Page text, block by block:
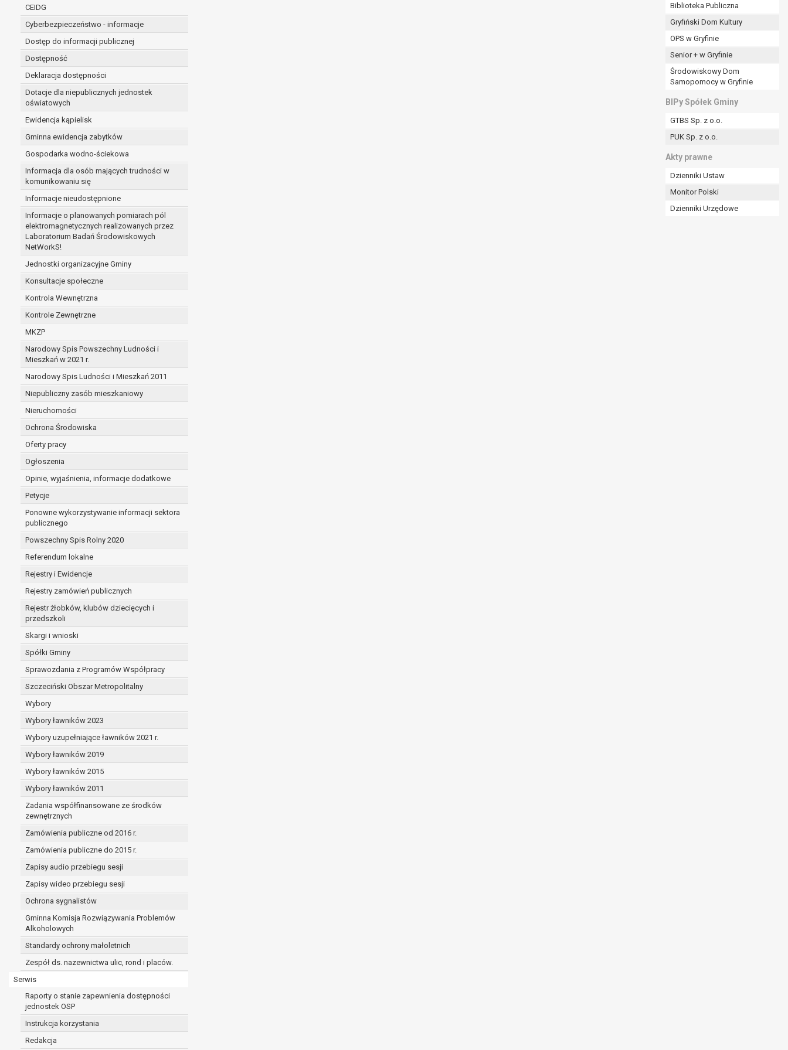
CEIDG
Cyberbezpieczeństwo - informacje
Dostęp do informacji publicznej
Dostępność
Deklaracja dostępności
Dotacje dla niepublicznych jednostek
oświatowych
Ewidencja kąpielisk
Gminna ewidencja zabytków
Gospodarka wodno-ściekowa
Informacja dla osób mających trudności w
komunikowaniu się
Informacje nieudostępnione
Informacje o planowanych pomiarach pól
elektromagnetycznych realizowanych przez
Laboratorium Badań Środowiskowych
NetWorkS!
Jednostki organizacyjne Gminy
Konsultacje społeczne
Kontrola Wewnętrzna
Kontrole Zewnętrzne
MKZP
Narodowy Spis Powszechny Ludności i
Mieszkań w 2021 r.
Narodowy Spis Ludności i Mieszkań 2011
Niepubliczny zasób mieszkaniowy
Nieruchomości
Ochrona Środowiska
Oferty pracy
Ogłoszenia
Opinie, wyjaśnienia, informacje dodatkowe
Petycje
Ponowne wykorzystywanie informacji sektora
publicznego
Powszechny Spis Rolny 2020
Referendum lokalne
Rejestry i Ewidencje
Rejestry zamówień publicznych
Rejestr żłobków, klubów dziecięcych i
przedszkoli
Skargi i wnioski
Spółki Gminy
Sprawozdania z Programów Współpracy
Szczeciński Obszar Metropolitalny
Wybory
Wybory ławników 2023
Wybory uzupełniające ławników 2021 r.
Wybory ławników 2019
Wybory ławników 2015
Wybory ławników 2011
Zadania współfinansowane ze środków
zewnętrznych
Zamówienia publiczne od 2016 r.
Zamówienia publiczne do 2015 r.
Zapisy audio przebiegu sesji
Zapisy wideo przebiegu sesji
Ochrona sygnalistów
Gminna Komisja Rozwiązywania Problemów
Alkoholowych
Standardy ochrony małoletnich
Zespół ds. nazewnictwa ulic, rond i placów.
Serwis
Raporty o stanie zapewnienia dostępności
jednostek OSP
Instrukcja korzystania
Redakcja
Biblioteka Publiczna
Gryfiński Dom Kultury
OPS w Gryfinie
Senior + w Gryfinie
Środowiskowy Dom
Samopomocy w Gryfinie
BIPy Spółek Gminy
GTBS Sp. z o.o.
PUK Sp. z o.o.
Akty prawne
Dzienniki Ustaw
Monitor Polski
Dzienniki Urzędowe
administratorowi bądź
niezbędność przetwarzania do celów wynikających z prawnie uzasadnionych interesów realizowanych przez administratora lub przez stronę trzecią.
Z przyczyn związanych z Pani/Pana szczególną sytuacją. W razie wniesienia sprzeciwu, administrator nie może już przetwarzać tych danych osobowych, chyba że wykaże
on istnienie ważnych prawnie uzasadnionych podstaw do przetwarzania, nadrzędnych wobec interesów, praw i wolności osoby, której dane dotyczą, lub podstaw do
ustalenia, dochodzenia lub obrony roszczeń.
W przypadku gdy przetwarzanie danych osobowych odbywa się na podstawie zgody osoby na przetwarzanie danych osobowych (art. 6 ust. 1 lit a RODO), przysługuje Pani/Panu
prawo do cofnięcia tej zgody w dowolnym momencie. Cofnięcie to nie ma wpływu na zgodność przetwarzania, którego dokonano na podstawie zgody przed jej cofnięciem.
Przysługuje Pani/Panu prawo wniesienia skargi do organu nadzorczego na niezgodne z prawem przetwarzanie Pani/Pana danych osobowych przez administratora.
Organem właściwym do wniesienia skargi jest Prezes Urzędu Ochrony Danych Osobowych.
W zależności od sfery, w której przetwarzane są dane osobowe, podanie danych osobowych jest dobrowolne albo jest wymogiem ustawowym lub umownym.
Pani/Pana dane nie będą poddawane zautomatyzowanemu podejmowaniu decyzji, w tym również profilowaniu.